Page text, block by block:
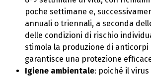
poche settimane e,
annuali o triennali, a seconda
delle condizioni di rischio
stimola la produzione di anticorpi
garantisce una protezione
Igiene ambientale: poiché il